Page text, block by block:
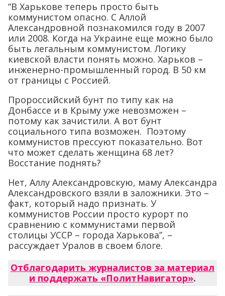
“В Харькове теперь просто быть
коммунистом опасно. С Аллой
Александровной познакомился году в 2007
или 2008. Когда на Украине еще можно было
быть легальным коммунистом. Логику
киевской власти понять можно. Харьков –
инженерно-промышленный город. В 50 км
от границы с Россией.
Пророссийский бунт по типу как на
Донбассе и в Крыму уже невозможен –
потому как зачистили. А вот бунт
социального типа возможен. Поэтому
коммунистов прессуют показательно. Вот
что может сделать женщина 68 лет?
Восстание поднять?
Нет, Аллу Александровскую, маму Александра
Александровского взяли в заложники. Это –
факт, который надо признать. У
коммунистов России просто курорт по
сравнению с коммунистами первой
столицы УССР – города Харькова”, –
рассуждает Уралов в своем блоге.
Отблагодарить журналистов за материал
и поддержать «ПолитНавигатор».